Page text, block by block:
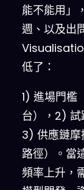
能不能用」
週、以及出
低了：
1) 進場門檻
台），2) 試
3) 供應鏈摩
路徑）。當
頻率上升，